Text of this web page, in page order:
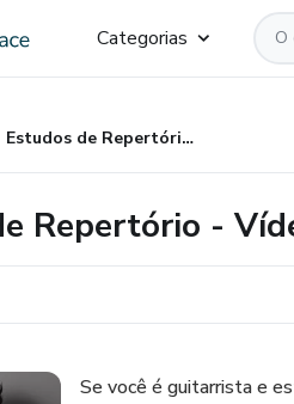
Categorias
Estudos de Repertório - Vídeo aulas Lucas Bittencourt
Repertório -
Se você é guitarrista e